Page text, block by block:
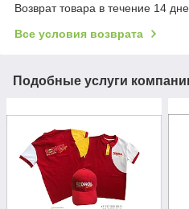
Возврат товара в течение 14
Все условия возврата
Подобные услуги